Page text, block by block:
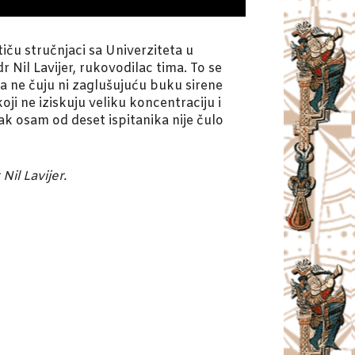
stručnjaci sa Univerziteta u
Nil Lavijer, rukovodilac tima. To se
ne čuju ni zaglušujuću buku sirene
ne iziskuju veliku koncentraciju i
osam od deset ispitanika nije čulo
Lavijer.